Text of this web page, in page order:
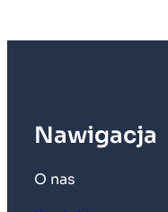
Nawigacja
O nas